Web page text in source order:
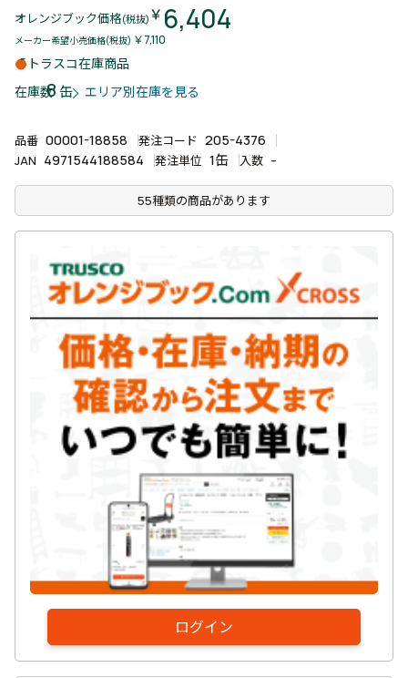
オレンジブック価格(税抜) ￥ 6,404
メーカー希望小売価格(税抜) ￥7,110
トラスコ在庫商品
在庫数8 缶 エリア別在庫を見る
品番 00001-18858 発注コード 205-4376
JAN 4971544188584 発注単位 1缶 入数 -
55種類の商品があります
ログイン